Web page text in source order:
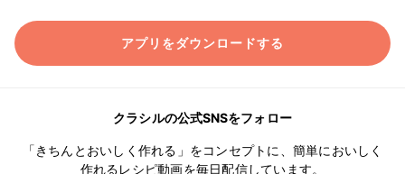
アプリをダウンロードする
クラシルの公式SNSをフォロー
「きちんとおいしく作れる」をコンセプトに、簡単においしく
作れるレシピ動画を毎日配信しています。